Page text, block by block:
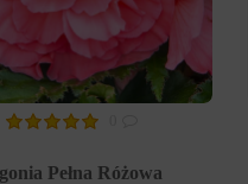
Pełna Różowa